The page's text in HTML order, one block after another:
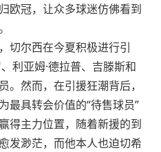
欧冠，让众多球迷仿佛看到
切尔西在今夏积极进行引
利亚姆·德拉普、吉滕斯和
。然而，在引援狂潮背后，
最具转会价值的“待售球员”
得主力位置，随着新援的到
发渺茫，而他本人也迫切希